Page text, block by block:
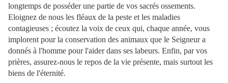
longtemps de posséder une partie de vos sacrés ossements.
Eloignez de nous les fléaux de la peste et les maladies
contagieuses ; écoutez la voix de ceux qui, chaque année, vous
implorent pour la conservation des animaux que le Seigneur a
donnés à l'homme pour l'aider dans ses labeurs. Enfin, par vos
prières, assurez-nous le repos de la vie présente, mais surtout les
biens de l'éternité.